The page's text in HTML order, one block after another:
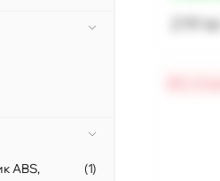
ABS,
(1)
219 lei